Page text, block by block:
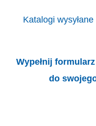
Katalogi
Wypełnij
do